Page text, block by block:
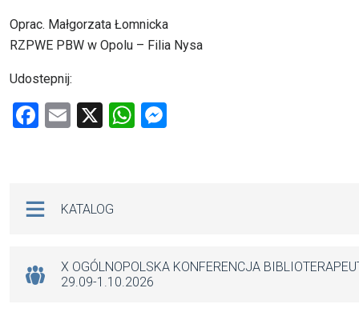
Oprac. Małgorzata Łomnicka
RZPWE PBW w Opolu – Filia Nysa
Udostepnij:
F
o
k
E
X
W
p
KATALOG
X OGÓLNOPOLSKA KONFERENCJA
29.09-1.10.2026